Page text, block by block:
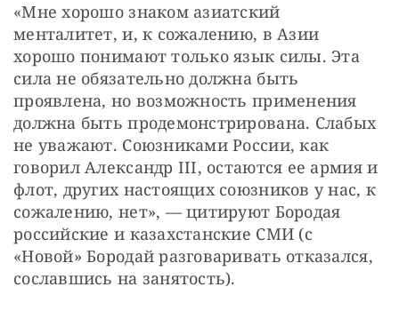
«Мне хорошо знаком азиатский
менталитет, и, к сожалению, в Азии
хорошо понимают только язык силы. Эта
сила не обязательно должна быть
проявлена, но возможность применения
должна быть продемонстрирована. Слабых
не уважают. Союзниками России, как
говорил Александр III, остаются ее армия и
флот, других настоящих союзников у нас, к
сожалению, нет», — цитируют Бородая
российские и казахстанские СМИ (с
«Новой» Бородай разговаривать отказался,
сославшись на занятость).